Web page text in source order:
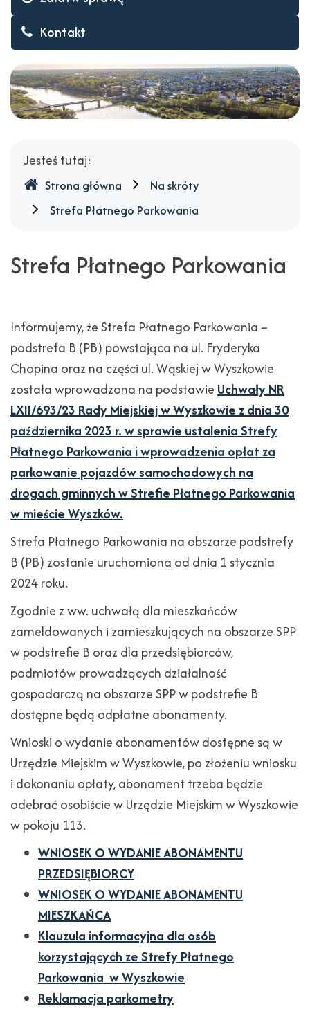
Kontakt
Gdzie
jesteśmy
Jesteś tutaj:
Strona główna
Na skróty
Strefa Płatnego Parkowania
Strefa Płatnego Parkowania
Informujemy, że Strefa Płatnego Parkowania –
podstrefa B (PB) powstająca na ul. Fryderyka
Chopina oraz na części ul. Wąskiej w Wyszkowie
została wprowadzona na podstawie Uchwały NR
LXII/693/23 Rady Miejskiej w Wyszkowie z dnia 30
października 2023 r. w sprawie ustalenia Strefy
Płatnego Parkowania i wprowadzenia opłat za
parkowanie pojazdów samochodowych na
drogach gminnych w Strefie Płatnego Parkowania
w mieście Wyszków.
Strefa Płatnego Parkowania na obszarze podstrefy
B (PB) zostanie uruchomiona od dnia 1 stycznia
2024 roku.
Zgodnie z ww. uchwałą dla mieszkańców
zameldowanych i zamieszkujących na obszarze SPP
w podstrefie B oraz dla przedsiębiorców,
podmiotów prowadzących działalność
gospodarczą na obszarze SPP w podstrefie B
dostępne będą odpłatne abonamenty.
Wnioski o wydanie abonamentów dostępne są w
Urzędzie Miejskim w Wyszkowie, po złożeniu wniosku
i dokonaniu opłaty, abonament trzeba będzie
odebrać osobiście w Urzędzie Miejskim w Wyszkowie
w pokoju 113.
WNIOSEK O WYDANIE ABONAMENTU
PRZEDSIĘBIORCY
WNIOSEK O WYDANIE ABONAMENTU
MIESZKAŃCA
Klauzula informacyjna dla osób
korzystających ze Strefy Płatnego
Parkowania w Wyszkowie
Reklamacja parkometry